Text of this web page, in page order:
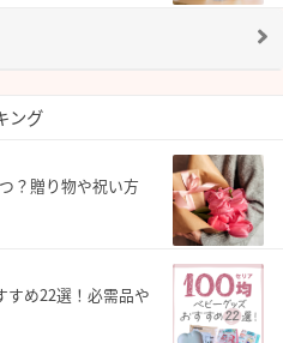
ング
？贈り物や祝い方
すめ22選！必需品や